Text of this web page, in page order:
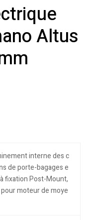
Altus
interne des c
de porte-bagages e
fixation Post-Mount,
moteur de moye